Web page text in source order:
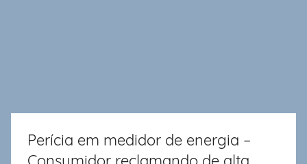
Perícia em medidor de energia –